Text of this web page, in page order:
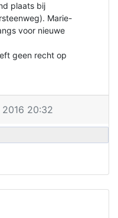
plaats bij
Marie-
voor nieuwe
geen recht op
20:32